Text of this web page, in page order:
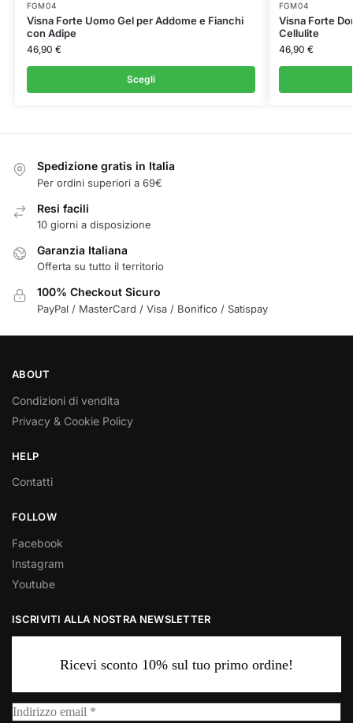
FGM04
Visna Forte Uomo Gel per Addome e Fianchi
con Adipe
46,90 €
Scegli
FGM04
Visna Forte
Cellulite
46,90 €
Spedizione gratis in Italia
Per ordini superiori a 69€
Resi facili
10 giorni a disposizione
Garanzia Italiana
Offerta su tutto il territorio
100% Checkout Sicuro
PayPal / MasterCard / Visa / Bonifico / Satispay
ABOUT
Condizioni di vendita
Privacy & Cookie Policy
HELP
Contatti
FOLLOW
Facebook
Instagram
Youtube
ISCRIVITI ALLA NOSTRA NEWSLETTER
Ricevi sconto 10% sul tuo primo ordine!